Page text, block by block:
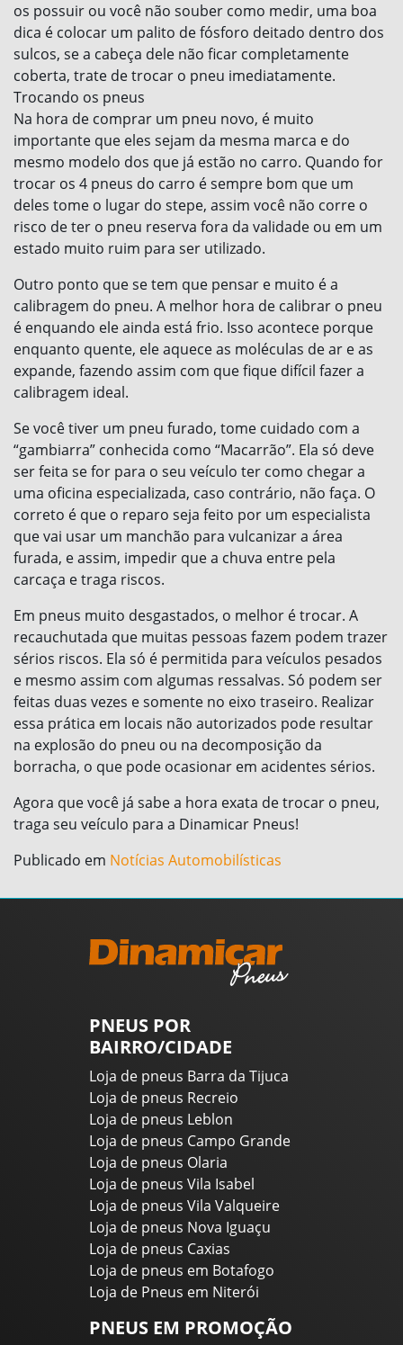
os possuir ou você não souber como medir, uma boa
dica é colocar um palito de fósforo deitado dentro dos
sulcos, se a cabeça dele não ficar completamente
coberta, trate de trocar o pneu imediatamente.
Trocando os pneus
Na hora de comprar um pneu novo, é muito
importante que eles sejam da mesma marca e do
mesmo modelo dos que já estão no carro. Quando for
trocar os 4 pneus do carro é sempre bom que um
deles tome o lugar do stepe, assim você não corre o
risco de ter o pneu reserva fora da validade ou em um
estado muito ruim para ser utilizado.
Outro ponto que se tem que pensar e muito é a
calibragem do pneu. A melhor hora de calibrar o pneu
é enquando ele ainda está frio. Isso acontece porque
enquanto quente, ele aquece as moléculas de ar e as
expande, fazendo assim com que fique difícil fazer a
calibragem ideal.
Se você tiver um pneu furado, tome cuidado com a
“gambiarra” conhecida como “Macarrão”. Ela só deve
ser feita se for para o seu veículo ter como chegar a
uma oficina especializada, caso contrário, não faça. O
correto é que o reparo seja feito por um especialista
que vai usar um manchão para vulcanizar a área
furada, e assim, impedir que a chuva entre pela
carcaça e traga riscos.
Em pneus muito desgastados, o melhor é trocar. A
recauchutada que muitas pessoas fazem podem trazer
sérios riscos. Ela só é permitida para veículos pesados
e mesmo assim com algumas ressalvas. Só podem ser
feitas duas vezes e somente no eixo traseiro. Realizar
essa prática em locais não autorizados pode resultar
na explosão do pneu ou na decomposição da
borracha, o que pode ocasionar em acidentes sérios.
Agora que você já sabe a hora exata de trocar o pneu,
traga seu veículo para a Dinamicar Pneus!
Publicado em Notícias Automobilísticas
PNEUS POR
BAIRRO/CIDADE
Loja de pneus Barra da Tijuca
Loja de pneus Recreio
Loja de pneus Leblon
Loja de pneus Campo Grande
Loja de pneus Olaria
Loja de pneus Vila Isabel
Loja de pneus Vila Valqueire
Loja de pneus Nova Iguaçu
Loja de pneus Caxias
Loja de pneus em Botafogo
Loja de Pneus em Niterói
PNEUS EM PROMOÇÃO